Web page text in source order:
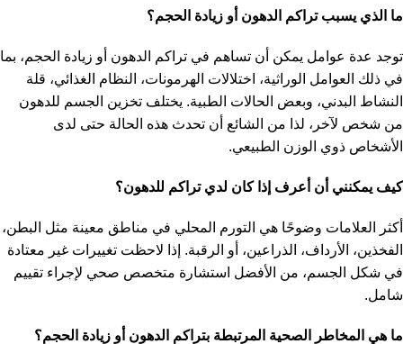
ما الذي يسبب تراكم الدهون أو زيادة الحجم؟
توجد عدة عوامل يمكن أن تساهم في تراكم الدهون أو زيادة الحجم، بما
في ذلك العوامل الوراثية، اختلالات الهرمونات، النظام الغذائي، قلة
النشاط البدني، وبعض الحالات الطبية. يختلف تخزين الجسم للدهون
من شخص لآخر، لذا من الشائع أن تحدث هذه الحالة حتى لدى
الأشخاص ذوي الوزن الطبيعي.
كيف يمكنني أن أعرف إذا كان لدي تراكم للدهون؟
أكثر العلامات وضوحًا هي التورم المحلي في مناطق معينة مثل البطن،
الفخذين، الأرداف، الذراعين، أو الرقبة. إذا لاحظت تغييرات غير معتادة
في شكل الجسم، من الأفضل استشارة متخصص صحي لإجراء تقييم
شامل.
ما هي المخاطر الصحية المرتبطة بتراكم الدهون أو زيادة الحجم؟